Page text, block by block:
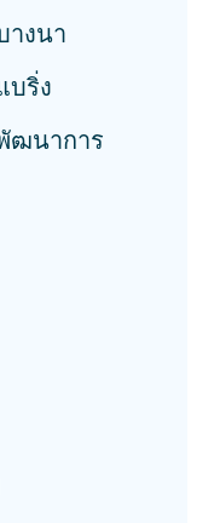
างนา
บริ่ง
ฒนาการ